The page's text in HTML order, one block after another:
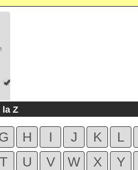
la Z
H I J K L
T U V W X Y